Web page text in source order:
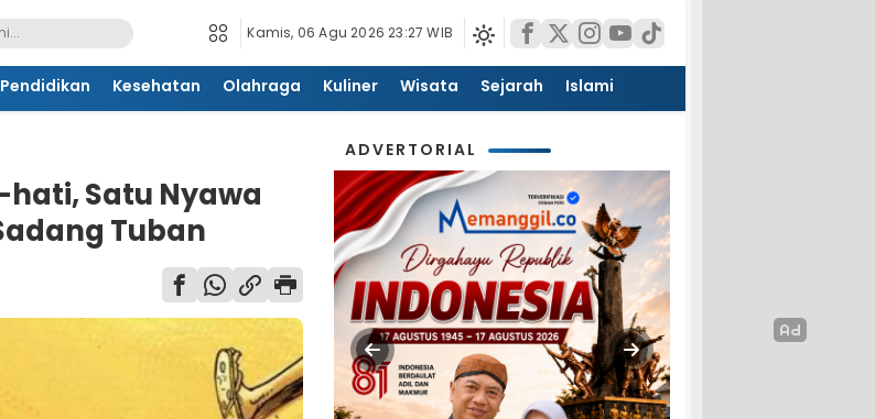
Kamis, 06 Agu 2026 23:27 WIB
Pendidikan Kesehatan Olahraga Kuliner Wisata Sejarah Islami
Satu Nyawa
Tuban
ADVERTORIAL